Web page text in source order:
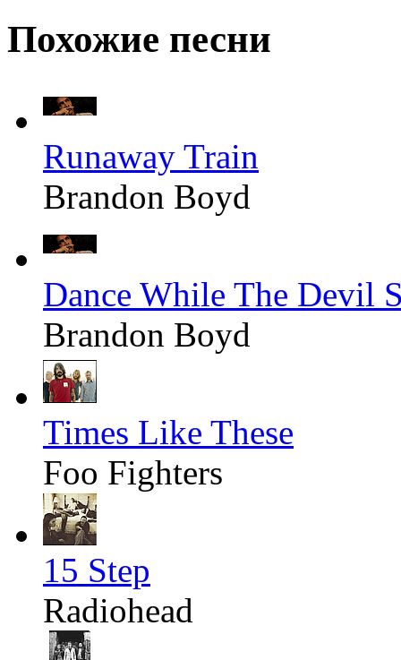
Похожие песни
Runaway Train
Brandon Boyd
Dance While The Devil
Brandon Boyd
Times Like These
Foo Fighters
15 Step
Radiohead